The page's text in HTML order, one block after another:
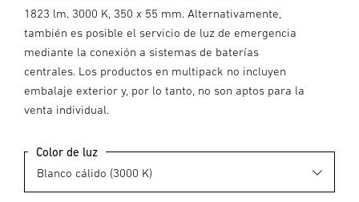
1823 lm. 3000 K, 350 x 55 mm. Alternativamente,
también es posible el servicio de luz de emergencia
mediante la conexión a sistemas de baterías
centrales. Los productos en multipack no incluyen
embalaje exterior y, por lo tanto, no son aptos para la
venta individual.
Color de luz